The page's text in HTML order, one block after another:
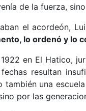
de la fuerza,
el acordeón,
lo ordenó y lo
en El Hatico,
resultan
también una
por las